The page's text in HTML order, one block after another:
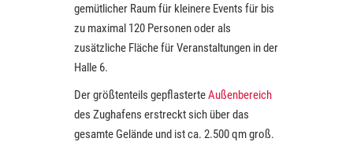
gemütlicher Raum für kleinere Events für bis
zu maximal 120 Personen oder als
zusätzliche Fläche für Veranstaltungen in der
Halle 6.
Der größtenteils gepflasterteAußenbereich
des Zughafens erstreckt sich über das
gesamte Gelände und ist ca. 2.500 qm groß.